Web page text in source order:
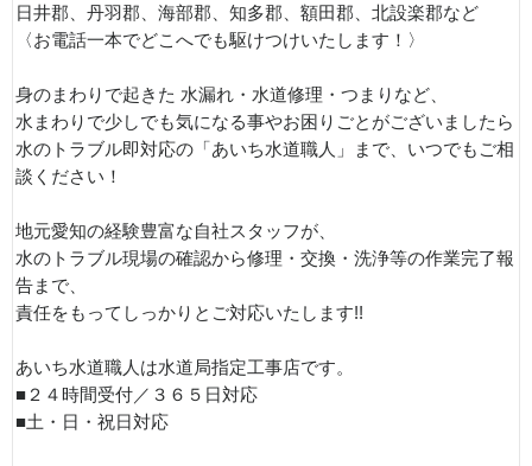
日井郡、丹羽郡、海部郡、知多郡、額田郡、北設楽郡など
〈お電話一本でどこへでも駆けつけいたします！〉
身のまわりで起きた 水漏れ・水道修理・つまりなど、
水まわりで少しでも気になる事やお困りごとがございましたら
水のトラブル即対応の「あいち水道職人」まで、いつでもご相
談ください！
地元愛知の経験豊富な自社スタッフが、
水のトラブル現場の確認から修理・交換・洗浄等の作業完了報
告まで、
責任をもってしっかりとご対応いたします!!
あいち水道職人は水道局指定工事店です。
■２４時間受付／３６５日対応
■土・日・祝日対応